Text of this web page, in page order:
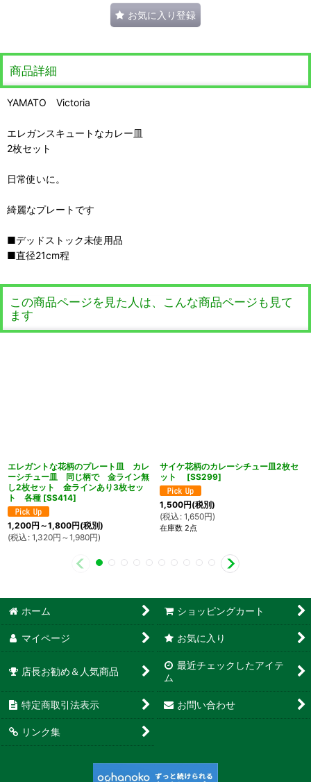
お気に入り登録
商品詳細
YAMATO Victoria
エレガンスキュートなカレー皿
2枚セット
日常使いに。
綺麗なプレートです
■デッドストック未使用品
■直径21cm程
この商品ページを見た人は、こんな商品ページも見て
ます
エレガントな花柄のプレート皿 カレ
ーシチュー皿 同じ柄で 金ライン無
し2枚セット 金ラインあり3枚セッ
ト 各種 [SS414]
1,200円 ～1,800円(税別)
(税込 : 1,320円 ～1,980円)
サイケ花柄のカレーシチュー皿2枚セ
ット
[SS299]
1,500円(税別)
(税込 : 1,650円)
在庫数 2点
ホーム ショッピングカート
マイページ お気に入り
店長お勧め＆人気商品
最近チェックしたアイテ
ム
特定商取引法表示 お問い合わせ
リンク集